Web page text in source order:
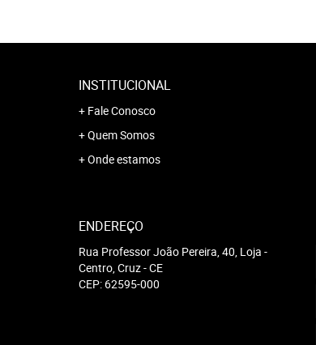
INSTITUCIONAL
Fale Conosco
Quem Somos
Onde estamos
ENDEREÇO
Rua Professor João Pereira, 40, Loja -
Centro, Cruz-CE
CEP: 62595-000